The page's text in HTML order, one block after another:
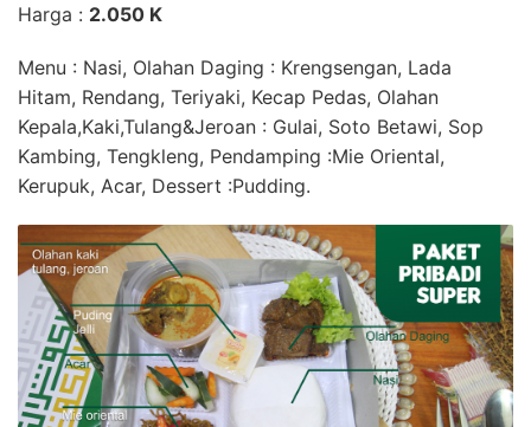
Harga : 2.050 K
Menu : Nasi, Olahan Daging : Krengsengan, Lada
Hitam, Rendang, Teriyaki, Kecap Pedas, Olahan
Kepala,Kaki,Tulang&Jeroan : Gulai, Soto Betawi, Sop
Kambing, Tengkleng, Pendamping :Mie Oriental,
Kerupuk, Acar, Dessert :Pudding.